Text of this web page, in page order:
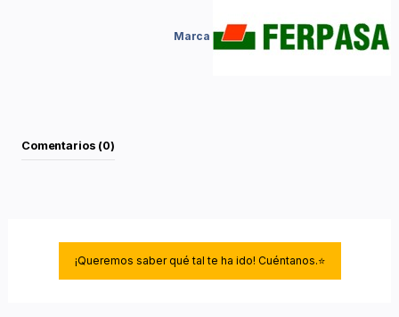
Marca
Comentarios (0)
¡Queremos saber qué tal te ha ido! Cuéntanos.⭐